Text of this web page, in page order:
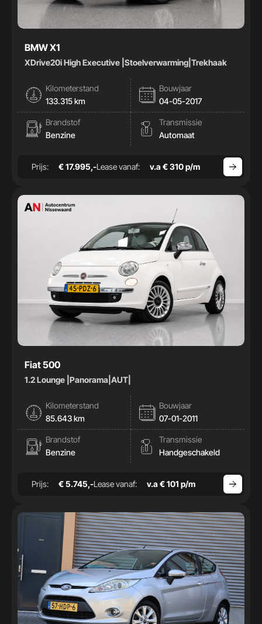
BMW X1
XDrive20i High Executive |Stoelverwarming|Trekhaak
Kilometerstand
133.315 km
Bouwjaar
04-05-2017
Brandstof
Benzine
Transmissie
Automaat
Prijs: € 17.995,-Lease vanaf: v.a € 310 p/m
Fiat 500
1.2 Lounge |Panorama|AUT|
Kilometerstand
85.643 km
Bouwjaar
07-01-2011
Brandstof
Benzine
Transmissie
Handgeschakeld
Prijs: € 5.745,-Lease vanaf: v.a € 101 p/m